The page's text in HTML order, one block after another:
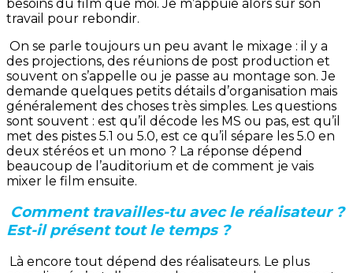
besoins du film que moi. Je m’appuie alors sur son
travail pour rebondir.
On se parle toujours un peu avant le mixage : il y a
des projections, des réunions de post production et
souvent on s’appelle ou je passe au montage son. Je
demande quelques petits détails d’organisation mais
généralement des choses très simples. Les questions
sont souvent : est qu’il décode les MS ou pas, est qu’il
met des pistes 5.1 ou 5.0, est ce qu’il sépare les 5.0 en
deux stéréos et un mono ? La réponse dépend
beaucoup de l’auditorium et de comment je vais
mixer le film ensuite.
Comment travailles-tu avec le réalisateur ?
Est-il présent tout le temps ?
Là encore tout dépend des réalisateurs. Le plus